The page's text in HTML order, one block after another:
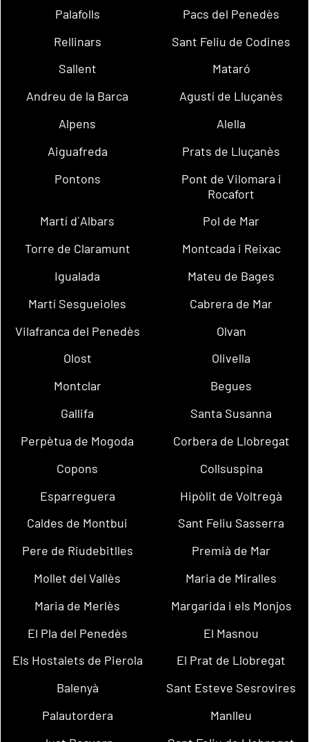
Palafolls
Pacs del Penedès
Rellinars
Sant Feliu de Codines
Sallent
Mataró
Andreu de la Barca
Agustí de Lluçanès
Alpens
Alella
Aiguafreda
Prats de Lluçanès
Pontons
Pont de Vilomara i
Rocafort
Martí d´Albars
Pol de Mar
Torre de Claramunt
Montcada i Reixac
Igualada
Mateu de Bages
Martí Sesgueioles
Cabrera de Mar
Vilafranca del Penedès
Olvan
Olost
Olivella
Montclar
Begues
Gallifa
Santa Susanna
Perpètua de Mogoda
Corbera de Llobregat
Copons
Collsuspina
Esparreguera
Hipòlit de Voltregà
Caldes de Montbui
Sant Feliu Sasserra
Pere de Riudebitlles
Premià de Mar
Mollet del Vallès
Maria de Miralles
Maria de Merlès
Margarida i els Monjos
El Pla del Penedès
El Masnou
Els Hostalets de Pierola
El Prat de Llobregat
Balenyà
Sant Esteve Sesrovires
Palautordera
Manlleu